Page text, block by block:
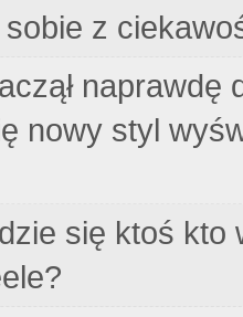
z
naprawdę
nowy styl
się ktoś kto